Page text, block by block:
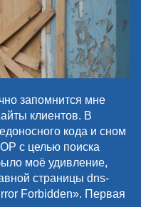
запомнится мне
клиентов. В
кода и сном
с целью поиска
моё удивление,
страницы dns-
Forbidden». Первая